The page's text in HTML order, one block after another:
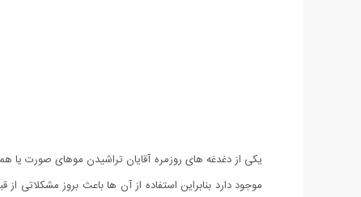
یکی از دغدغه های روزمره آقایان تراشیدن موهای صورت